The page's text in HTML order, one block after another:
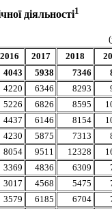
діяльності1
2016 2017 2018
4043 5938 7346
4220 6346 8293
5226 6826 8595
4437 6146 8154
4230 5875 7313
8054 9511 12328
3369 4836 6309
3017 4568 5475
3579 6185 6704